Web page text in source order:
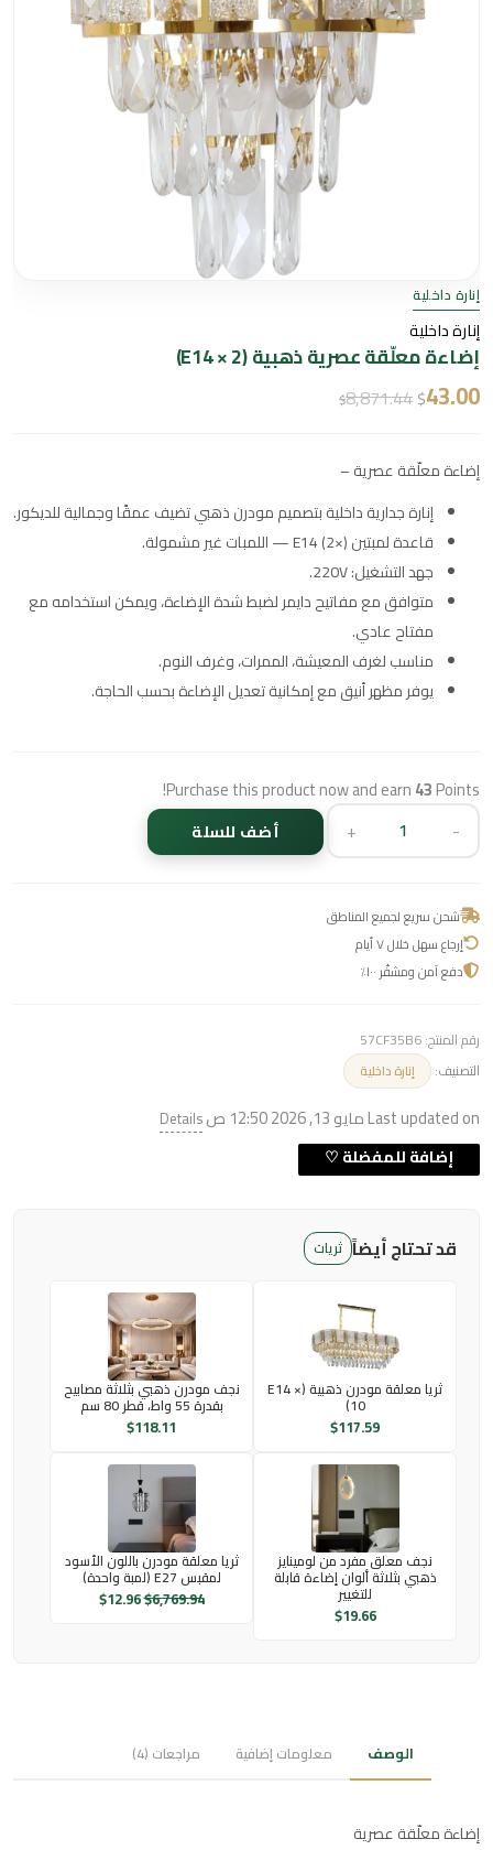
إنارة داخلية
إنارة داخلية
إضاءة معلّقة عصرية ذهبية (2 × E14)
$8,871.44$43.00
إضاءة معلّقة عصرية –
إنارة جدارية داخلية بتصميم مودرن ذهبي تضيف عمقًا وجمالية للديكور.
قاعدة لمبتين E14 (2×) — اللمبات غير مشمولة.
جهد التشغيل: 220V.
متوافق مع مفاتيح دايمر لضبط شدة الإضاءة، ويمكن استخدامه مع
مفتاح عادي.
مناسب لغرف المعيشة، الممرات، وغرف النوم.
يوفر مظهر أنيق مع إمكانية تعديل الإضاءة بحسب الحاجة.
Purchase this product now and earn43Points!
-
+ أضف للسلة
شحن سريع لجميع المناطق
إرجاع سهل خلال ٧ أيام
دفع آمن ومشفّر ١٠٠٪
رقم المنتج:57CF35B6
التصنيف:
إنارة داخلية
Last updated on مايو 13, 2026 12:50 ص Details
قد تحتاج أيضاً ثريات
ثريا معلقة مودرن ذهبية (E14 ×
10)
$117.59
نجف مودرن ذهبي بثلاثة مصابيح
بقدرة 55 واط، قطر 80 سم
$118.11
نجف معلق مفرد من لومينايز
ذهبي بثلاثة ألوان إضاءة قابلة
للتغيير
$19.66
ثريا معلقة مودرن باللون الأسود
لمقبس E27 (لمبة واحدة)
$6,769.94
$12.96
الوصف معلومات إضافية مراجعات (4)
إضاءة معلّقة عصرية